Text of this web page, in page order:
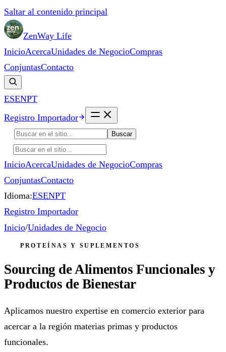
Saltar al contenido principal
ZenWay Life
InicioAcercaUnidades de NegocioCompras
ConjuntasContacto
ESENPT
Registro Importador
Buscar
InicioAcercaUnidades de NegocioCompras
ConjuntasContacto
Idioma:ESENPT
Registro Importador
Inicio/Unidades de Negocio
PROTEÍNAS Y SUPLEMENTOS
Sourcing de Alimentos Funcionales y
Productos de Bienestar
Aplicamos nuestro expertise en comercio exterior para
acercar a la región materias primas y productos
funcionales.